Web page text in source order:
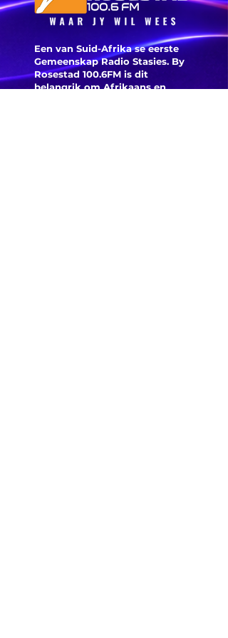
Een van Suid-Afrika se eerste
Gemeenskap Radio Stasies. By
Rosestad 100.6FM is dit
belangrik om Afrikaans en